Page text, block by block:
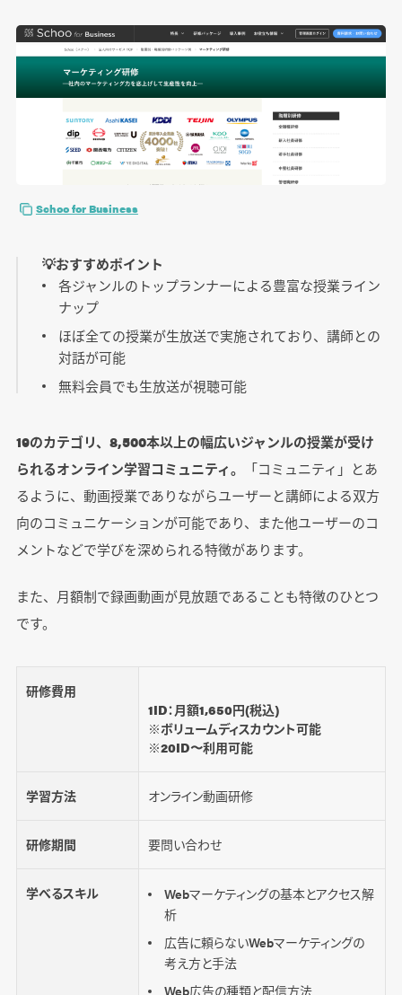
Schoo for Business
💡おすすめポイント
各ジャンルのトップランナーによる豊富な授業ライン
ナップ
ほぼ全ての授業が生放送で実施されており、講師との
対話が可能
無料会員でも生放送が視聴可能
19のカテゴリ、8,500本以上の幅広いジャンルの授業が受け
られるオンライン学習コミュニティ。
「コミュニティ」とあ
るように、動画授業でありながらユーザーと講師による双方
向のコミュニケーションが可能であり、また他ユーザーのコ
メントなどで学びを深められる特徴があります。
また、月額制で録画動画が見放題であることも特徴のひとつ
です。
研修費用
1ID：月額1,650円(税込)
※ボリュームディスカウント可能
※20ID〜利用可能
学習方法 オンライン動画研修
研修期間 要問い合わせ
学べるスキル
Webマーケティングの基本とアクセス解
析
広告に頼らないWebマーケティングの
考え方と手法
Web広告の種類と配信方法